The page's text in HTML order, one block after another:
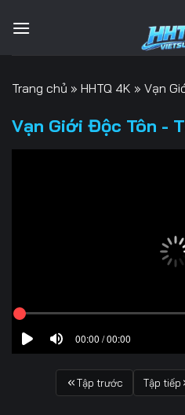
qua
Trang chủ » HHTQ 4K » Vạn
Vạn Giới Độc Tôn -
00:00 / 00:00
Tập trước Tập tiếp